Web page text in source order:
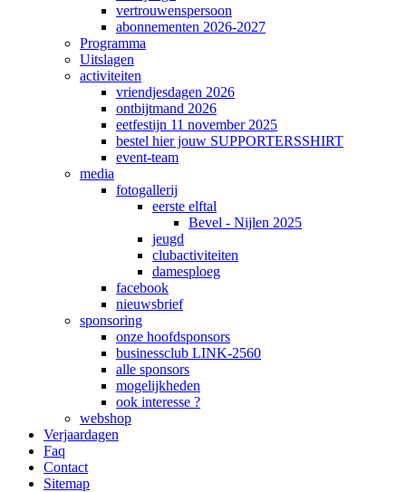
vertrouwenspersoon
abonnementen 2026-2027
Programma
Uitslagen
activiteiten
vriendjesdagen 2026
ontbijtmand 2026
eetfestijn 11 november 2025
bestel hier jouw SUPPORTERSSHIRT
event-team
media
fotogallerij
eerste elftal
Bevel - Nijlen 2025
jeugd
clubactiviteiten
damesploeg
facebook
nieuwsbrief
sponsoring
onze hoofdsponsors
businessclub LINK-2560
alle sponsors
mogelijkheden
ook interesse ?
webshop
Verjaardagen
Faq
Contact
Sitemap